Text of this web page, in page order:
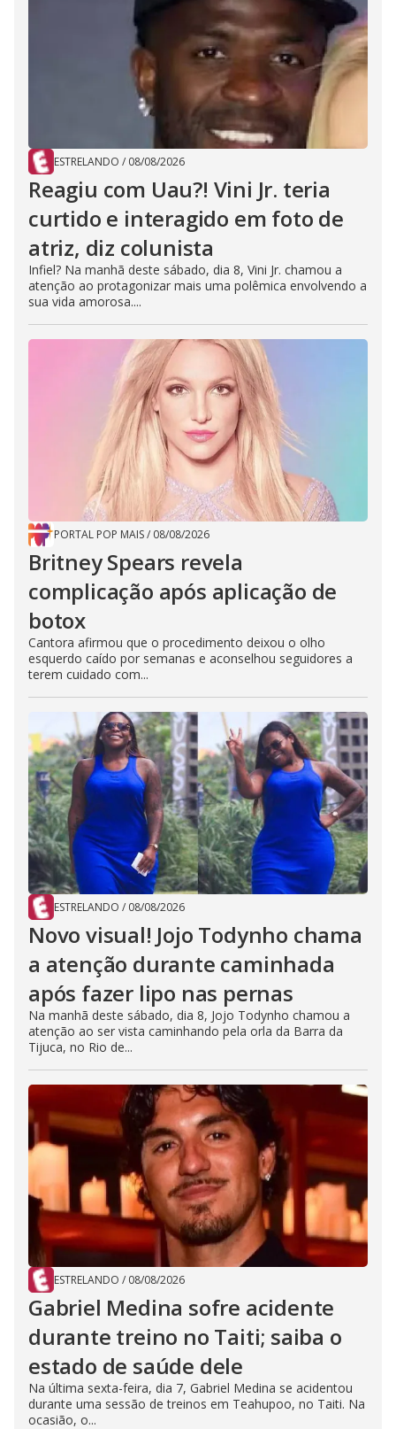
ESTRELANDO / 08/08/2026
Reagiu com Uau?! Vini Jr. teria
curtido e interagido em foto de
atriz, diz colunista
Infiel? Na manhã deste sábado, dia 8, Vini Jr. chamou a
atenção ao protagonizar mais uma polêmica envolvendo a
sua vida amorosa....
PORTAL POP MAIS/ 08/08/2026
Britney Spears revela
complicação após aplicação de
botox
Cantora afirmou que o procedimento deixou o olho
esquerdo caído por semanas e aconselhou seguidores a
terem cuidado com...
ESTRELANDO / 08/08/2026
Novo visual! Jojo Todynho chama
a atenção durante caminhada
após fazer lipo nas pernas
Na manhã deste sábado, dia 8, Jojo Todynho chamou a
atenção ao ser vista caminhando pela orla da Barra da
Tijuca, no Rio de...
ESTRELANDO / 08/08/2026
Gabriel Medina sofre acidente
durante treino no Taiti; saiba o
estado de saúde dele
Na última sexta-feira, dia 7, Gabriel Medina se acidentou
durante uma sessão de treinos em Teahupoo, no Taiti. Na
ocasião, o...